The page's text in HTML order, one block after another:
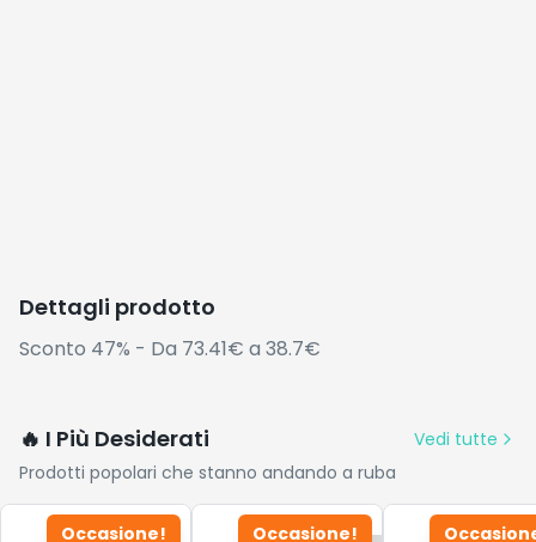
Dettagli prodotto
Sconto 47% - Da 73.41€ a 38.7€
🔥 I Più Desiderati
Vedi tutte
Prodotti popolari che stanno andando a ruba
Occasione! Occasione!